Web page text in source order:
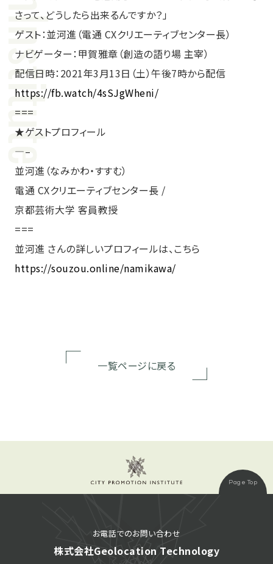
さって、どうしたら出来るんですか？」
ゲスト：並河進（電通 CXクリエーティブセンター長）
ナビゲーター：甲賀雅章（創造の語り場 主宰）
配信日時：2021年3月13日（土）午後7時から配信
https://fb.watch/4sSJgWheni/
===
★ゲストプロフィール
—–
並河進（なみかわ・すすむ）
電通 CXクリエーティブセンター長 /
京都芸術大学 客員教授
===
並河進 さんの詳しいプロフィールは、こちら
https://souzou.online/namikawa/
一覧ページに戻る
Page Top
お電話でのお問い合わせ
株式会社Geolocation Technology